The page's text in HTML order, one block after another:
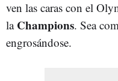
ven las caras con el
la Champions. Sea
engrosándose.